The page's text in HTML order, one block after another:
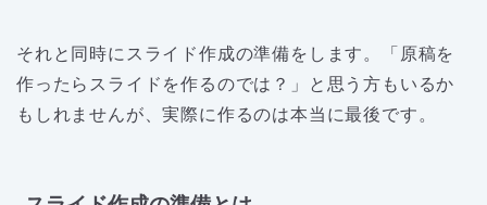
それと同時にスライド作成の準備をします。「原稿を
作ったらスライドを作るのでは？」と思う方もいるか
もしれませんが、実際に作るのは本当に最後です。